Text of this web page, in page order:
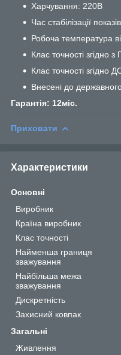
Харчування: 220В
Час стабілізації
Робоча температура
Клас точності згідно
Клас точності згідно
Внесені до
Гарантія: 12міс.
Приховати
Характеристики
Основні
Виробник
Країна виробник
Клас точності
Найменша границя
зважування
Найбільша межа
зважування
Дискретність
Захисний ковпак
Загальні
Живлення